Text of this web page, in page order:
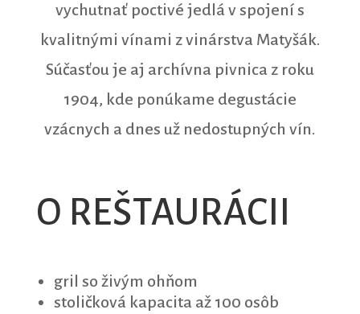
vychutnať poctivé jedlá v spojení s
kvalitnými vínami z vinárstva Matyšák.
Súčasťou je aj archívna pivnica z roku
1904, kde ponúkame degustácie
vzácnych a dnes už nedostupných vín.
O REŠTAURÁCII
gril so živým ohňom
stoličková kapacita až 100 osôb